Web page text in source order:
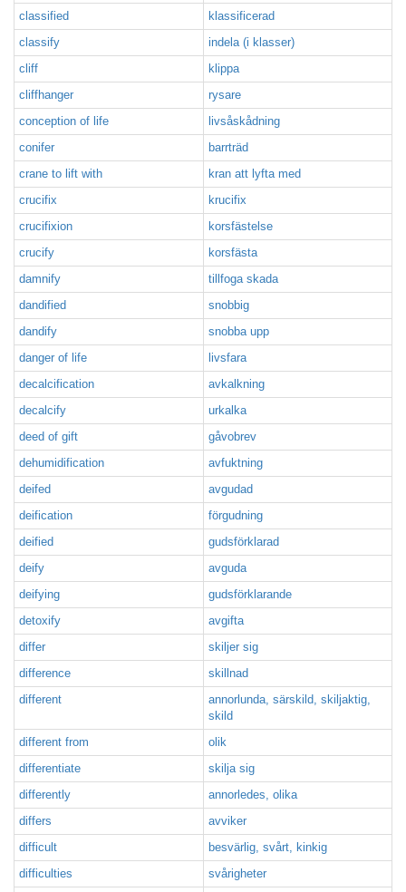
classified
klassificerad
classify
indela (i klasser)
cliff
klippa
cliffhanger
rysare
conception of life
livsåskådning
conifer
barrträd
crane to lift with
kran att lyfta med
crucifix
krucifix
crucifixion
korsfästelse
crucify
korsfästa
damnify
tillfoga skada
dandified
snobbig
dandify
snobba upp
danger of life
livsfara
decalcification
avkalkning
decalcify
urkalka
deed of gift
gåvobrev
dehumidification
avfuktning
deifed
avgudad
deification
förgudning
deified
gudsförklarad
deify
avguda
deifying
gudsförklarande
detoxify
avgifta
differ
skiljer sig
difference
skillnad
different
annorlunda, särskild, skiljaktig,
skild
different from
olik
differentiate
skilja sig
differently
annorledes, olika
differs
avviker
difficult
besvärlig, svårt, kinkig
difficulties
svårigheter